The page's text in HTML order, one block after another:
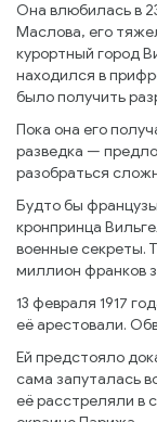
Она влюбилась в
Маслова, его
курортный город
находился в
было получить
Пока она его
разведка —
разобраться
Будто бы
кронпринца
военные секреты.
миллион франков
13 февраля 1917
её арестовали.
Ей предстояло
сама запуталась
её расстреляли в